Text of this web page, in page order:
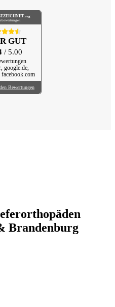
.org
GUT
/ 5.00
google.de,
facebook.com
Bewertungen
Brandenburg